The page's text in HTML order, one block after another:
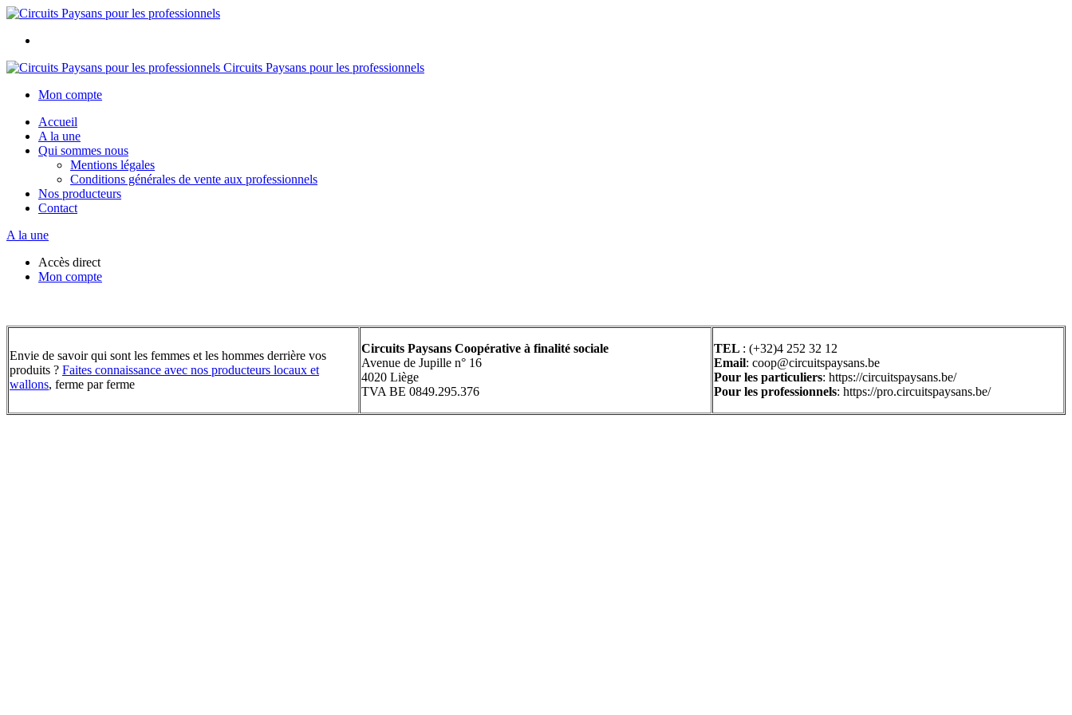
Circuits Paysans pour les professionnels
Mon compte
Accueil
A la une
Qui sommes nous
Mentions légales
Conditions générales de vente aux professionnels
Nos producteurs
Contact
A la une
Accès direct
Mon compte
Envie de savoir qui sont les femmes et les hommes derrière vos
produits ? Faites connaissance avec nos producteurs locaux et
wallons, ferme par ferme
Circuits Paysans Coopérative à finalité sociale
Avenue de Jupille n° 16
4020 Liège
TVA BE 0849.295.376
TEL : (+32)4 252 32 12
Email: coop@circuitspaysans.be
Pour les particuliers: https://circuitspaysans.be/
Pour les professionnels: https://pro.circuitspaysans.be/